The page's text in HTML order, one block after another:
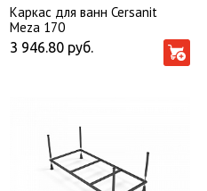
Каркас для ванн Cersanit
Meza 170
3 946.80 руб.